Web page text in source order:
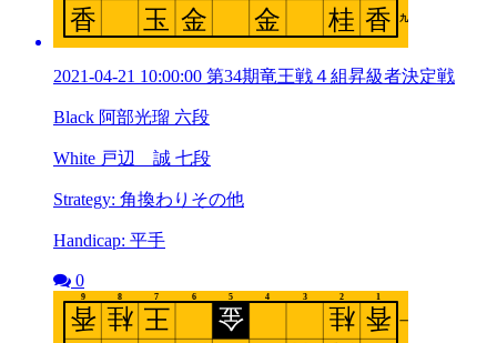
2021-04-21 10:00:00 第34期竜王戦４組昇級者決定戦
Black 阿部光瑠 六段
White 戸辺 誠 七段
Strategy: 角換わりその他
Handicap: 平手
0